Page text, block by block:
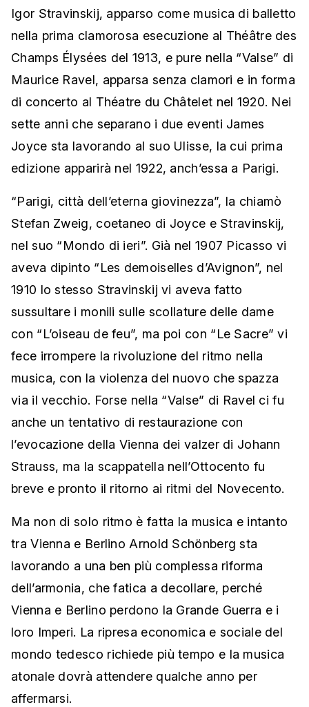
Igor Stravinskij, apparso come musica di balletto
nella prima clamorosa esecuzione al Théâtre des
Champs Élysées del 1913, e pure nella “Valse” di
Maurice Ravel, apparsa senza clamori e in forma
di concerto al Théatre du Châtelet nel 1920. Nei
sette anni che separano i due eventi James
Joyce sta lavorando al suo Ulisse, la cui prima
edizione apparirà nel 1922, anch’essa a Parigi.
“Parigi, città dell’eterna giovinezza”, la chiamò
Stefan Zweig, coetaneo di Joyce e Stravinskij,
nel suo “Mondo di ieri”. Già nel 1907 Picasso vi
aveva dipinto “Les demoiselles d’Avignon”, nel
1910 lo stesso Stravinskij vi aveva fatto
sussultare i monili sulle scollature delle dame
con “L’oiseau de feu”, ma poi con “Le Sacre” vi
fece irrompere la rivoluzione del ritmo nella
musica, con la violenza del nuovo che spazza
via il vecchio. Forse nella “Valse” di Ravel ci fu
anche un tentativo di restaurazione con
l’evocazione della Vienna dei valzer di Johann
Strauss, ma la scappatella nell’Ottocento fu
breve e pronto il ritorno ai ritmi del Novecento.
Ma non di solo ritmo è fatta la musica e intanto
tra Vienna e Berlino Arnold Schönberg sta
lavorando a una ben più complessa riforma
dell’armonia, che fatica a decollare, perché
Vienna e Berlino perdono la Grande Guerra e i
loro Imperi. La ripresa economica e sociale del
mondo tedesco richiede più tempo e la musica
atonale dovrà attendere qualche anno per
affermarsi.